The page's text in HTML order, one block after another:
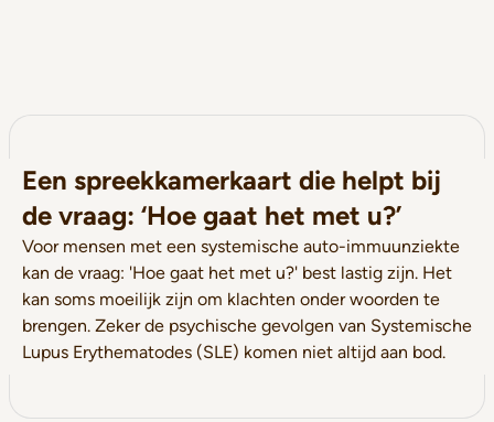
Een spreekkamerkaart die helpt bij
de vraag: ‘Hoe gaat het met u?’
Voor mensen met een systemische auto-immuunziekte
kan de vraag: 'Hoe gaat het met u?' best lastig zijn. Het
kan soms moeilijk zijn om klachten onder woorden te
brengen. Zeker de psychische gevolgen van Systemische
Lupus Erythematodes (SLE) komen niet altijd aan bod.